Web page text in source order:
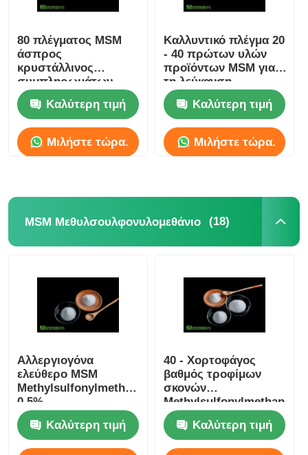
80 πλέγματος MSM
άσπρος
κρυστάλλινος
συμπληρωμάτων
σκονών Odorless
θρεπτικόςΚαλύτερη τιμή
Μιλήστε τώρα.
Καλλυντικό πλέγμα 20
- 40 πρώτων υλών
προϊόντων MSM για
τη λεύκανση
δερμάτων
Καλύτερη τιμή
Μιλήστε τώρα.
MSM Μεθυλσουλφονυλομεθάνιο (18)
Αλλεργιογόνα
ελεύθερο MSM
Methylsulfonylmethane
0,5%
αντισυγκολλητική μη
ακτινοβολία
Καλύτερη τιμή
40 - Χορτοφάγος
βαθμός τροφίμων
σκονών
Methylsulfonylmethane
MSM 60 πλέγματος
Καλύτερη τιμή